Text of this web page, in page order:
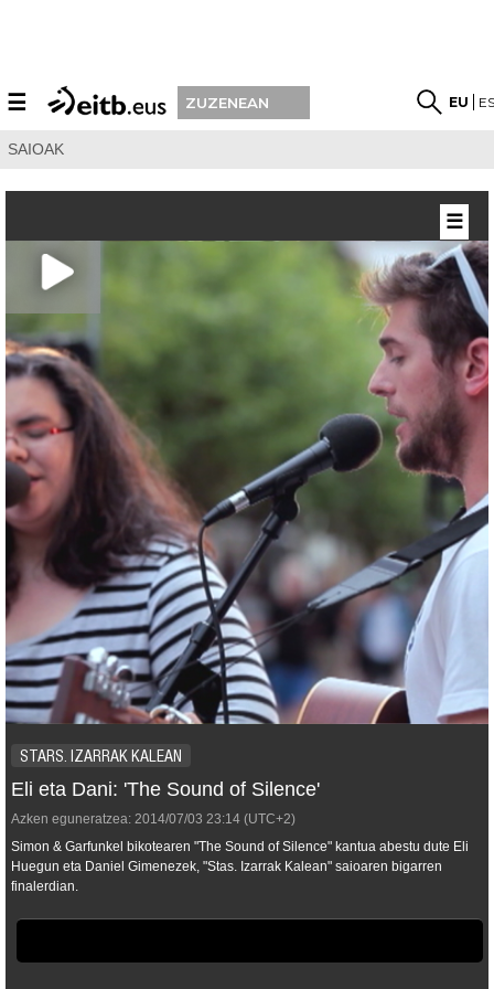
☰ ZUZENEAN EU
SAIOAK
STARS. IZARRAK KALEAN
Eli eta Dani: 'The Sound of Silence'
Azken eguneratzea: 2014/07/03 23:14 (UTC+2)
Simon & Garfunkel bikotearen "The Sound of Silence" kantua abestu dute Eli
Huegun eta Daniel Gimenezek, "Stas. Izarrak Kalean" saioaren bigarren
finalerdian.
☰